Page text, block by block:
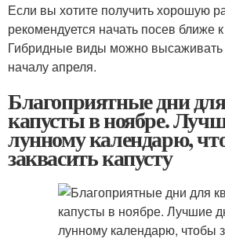
Если вы хотите получить хорошую
рекомендуется начать посев ближе
Гибридные виды можно высаживать
началу апреля.
Благоприятные дни
капусты в ноябре.
лунному календарю,
заквасить капусту